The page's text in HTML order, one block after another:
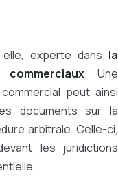
experte dans la
commerciaux. Une
peut ainsi
documents sur la
arbitrale. Celle-ci,
les juridictions